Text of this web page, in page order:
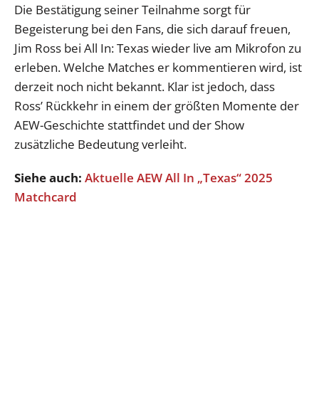
Die Bestätigung seiner Teilnahme sorgt für
Begeisterung bei den Fans, die sich darauf freuen,
Jim Ross bei All In: Texas wieder live am Mikrofon zu
erleben. Welche Matches er kommentieren wird, ist
derzeit noch nicht bekannt. Klar ist jedoch, dass
Ross’ Rückkehr in einem der größten Momente der
AEW-Geschichte stattfindet und der Show
zusätzliche Bedeutung verleiht.
Siehe auch: Aktuelle AEW All In „Texas“ 2025
Matchcard